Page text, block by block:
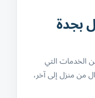
بجدة
الخدمات التي
من منزل إلى آخر،